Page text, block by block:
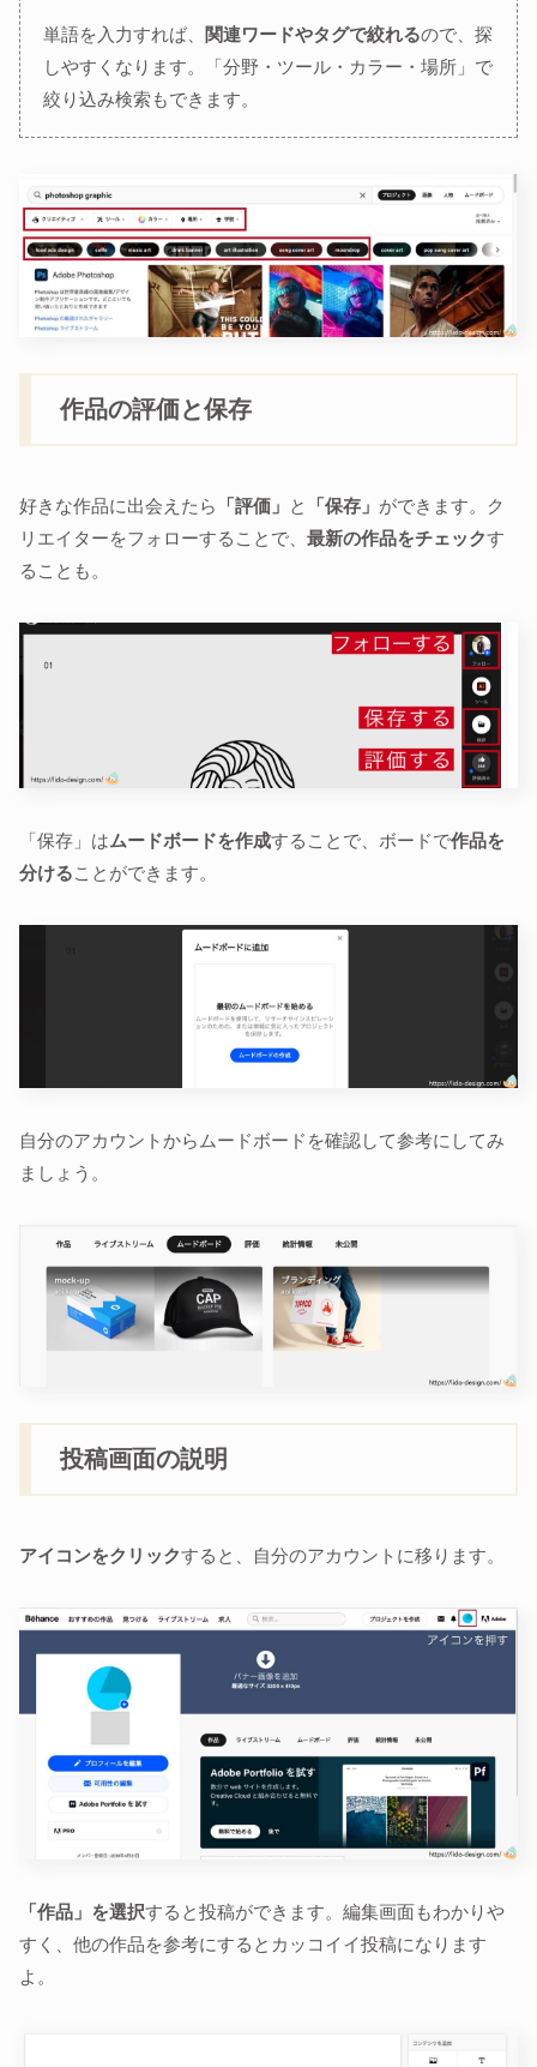
単語を入力すれば、 関連ワードやタグで絞れるので、探
しやすくなります。「分野・ツール・カラー・場所」で
絞り込み検索もできます。
作品の評価と保存
好きな作品に出会えたら 「評価」 と 「保存」 ができます。ク
リエイターをフォローすることで、 最新の作品をチェックす
ることも。
「保存」はムードボードを作成することで、ボードで作品を
分けることができます。
自分のアカウントからムードボードを確認して参考にしてみ
ましょう。
投稿画面の説明
アイコンをクリックすると、自分のアカウントに移ります。
「作品」を選択すると投稿ができます。編集画面もわかりや
すく、他の作品を参考にするとカッコイイ投稿になります
よ。